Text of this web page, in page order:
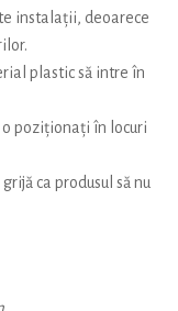
instalații, deoarece
plastic să intre în
poziționați în locuri
ca produsul să nu